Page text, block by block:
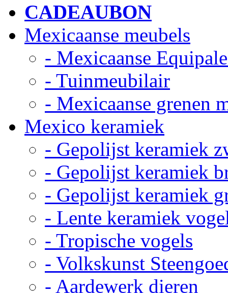
CADEAUBON
Mexicaanse meubels
- Mexicaanse
- Tuinmeubilair
- Mexicaanse grenen
Mexico keramiek
- Gepolijst keramiek
- Gepolijst keramiek
- Gepolijst keramiek
- Lente keramiek
- Tropische vogels
- Volkskunst
- Aardewerk dieren